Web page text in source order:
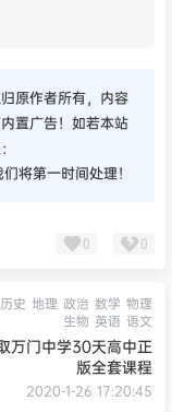
原作者所有，内容
置广告！如若本站
将第一时间处理！
0 0
历史 地理 政治 数学 物理
生物 英语 语文
万门中学30天高中正
版全套课程
2020-1-26 17:20:45